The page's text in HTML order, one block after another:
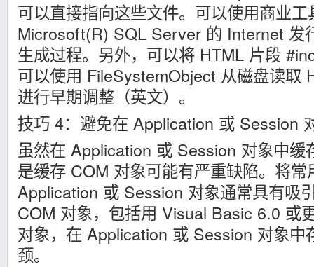
可以直接指向这些文件。可以使用商业
Microsoft(R) SQL Server 的 Internet 发
生成过程。另外，可以将 HTML 片段
可以使用 FileSystemObject 从磁盘读取
进行早期调整（英文）。
技巧 4：避免在 Application 或 Session
虽然在 Application 或 Session 对象中缓
是缓存 COM 对象可能有严重缺陷。将
Application 或 Session 对象通常具有吸
COM 对象，包括用 Visual Basic 6.0 或
对象，在 Application 或 Session 对象中
颈。